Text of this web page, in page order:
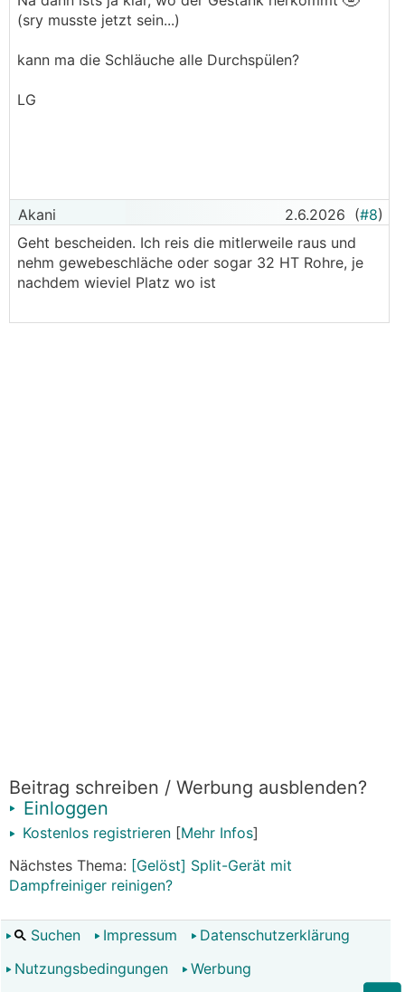
(sry musste jetzt sein...)
kann ma die Schläuche alle Durchspülen?
LG
Akani 2.6.2026 (#8)
Geht bescheiden. Ich reis die mitlerweile raus und
nehm gewebeschläche oder sogar 32 HT Rohre, je
nachdem wieviel Platz wo ist
Beitrag schreiben / Werbung ausblenden?
Einloggen
Kostenlos registrieren [Mehr Infos]
Nächstes Thema: [Gelöst] Split-Gerät mit
Dampfreiniger reinigen?
Suchen Impressum
Datenschutzerklärung
Nutzungsbedingungen
Werbung